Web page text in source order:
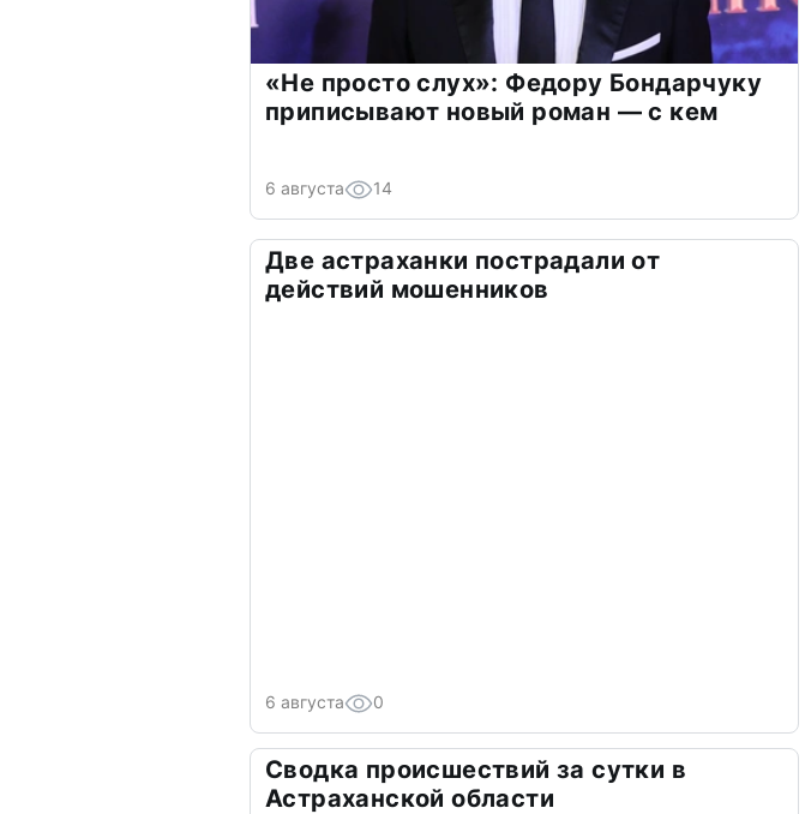
«Не просто слух»: Федору Бондарчуку
приписывают новый роман — с кем
6 августа 14
Две астраханки пострадали от
действий мошенников
6 августа 0
Сводка происшествий за сутки в
Астраханской области